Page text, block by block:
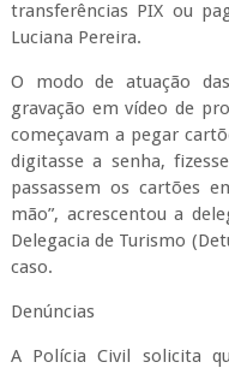
transferências PIX ou
Luciana Pereira.
O modo de atuação
gravação em vídeo de
começavam a pegar
digitasse a senha,
passassem os cartões
mão”, acrescentou a
Delegacia de Turismo
caso.
Denúncias
A Polícia Civil solicita